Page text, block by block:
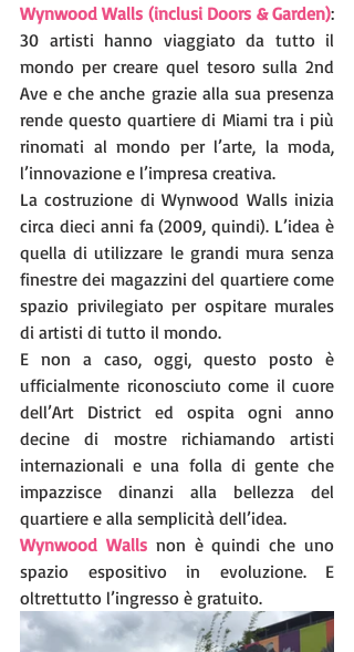
Wynwood Walls (inclusi Doors & Garden):
30 artisti hanno viaggiato da tutto il
mondo per creare quel tesoro sulla 2nd
Ave e che anche grazie alla sua presenza
rende questo quartiere di Miami tra i più
rinomati al mondo per l’arte, la moda,
l’innovazione e l’impresa creativa.
La costruzione di Wynwood Walls inizia
circa dieci anni fa (2009, quindi). L’idea è
quella di utilizzare le grandi mura senza
finestre dei magazzini del quartiere come
spazio privilegiato per ospitare murales
di artisti di tutto il mondo.
E non a caso, oggi, questo posto è
ufficialmente riconosciuto come il cuore
dell’Art District ed ospita ogni anno
decine di mostre richiamando artisti
internazionali e una folla di gente che
impazzisce dinanzi alla bellezza del
quartiere e alla semplicità dell’idea.
Wynwood Walls non è quindi che uno
spazio espositivo in evoluzione. E
oltrettutto l’ingresso è gratuito.